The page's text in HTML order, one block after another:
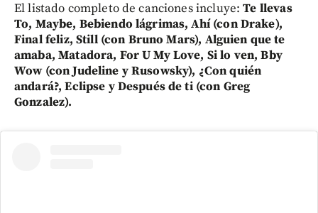
El listado completo de canciones incluye:Te llevas
To, Maybe, Bebiendo lágrimas, Ahí (con Drake),
Final feliz, Still (con Bruno Mars), Alguien que te
amaba, Matadora, For U My Love, Si lo ven, Bby
Wow (con Judeline y Rusowsky), ¿Con quién
andará?, Eclipse y Después de ti (con Greg
Gonzalez).